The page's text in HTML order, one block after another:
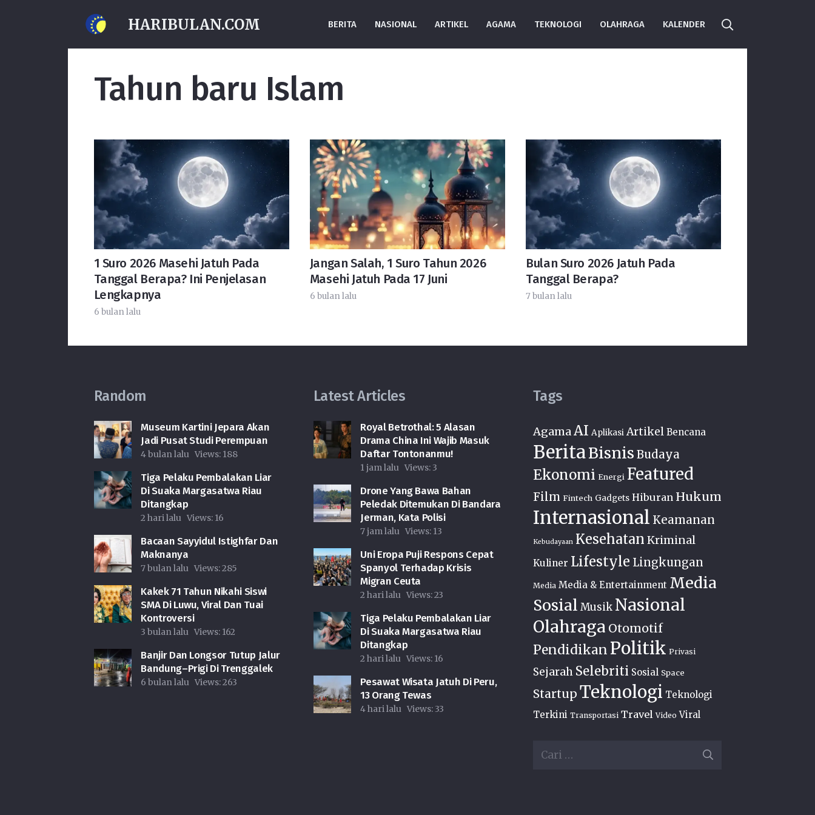
HARIBULAN.COM BERITA NASIONAL ARTIKEL AGAMA TEKNOLOGI OLAHRAGA KALENDER
Tahun baru Islam
1 Suro 2026 Masehi Jatuh Pada
Tanggal Berapa? Ini Penjelasan
Lengkapnya
6 bulan lalu
Jangan Salah, 1 Suro Tahun 2026
Masehi Jatuh Pada 17 Juni
6 bulan lalu
Bulan Suro 2026 Jatuh Pada
Tanggal Berapa?
7 bulan lalu
Random
Museum Kartini Jepara Akan
Jadi Pusat Studi Perempuan
4 bulan lalu Views: 188
Tiga Pelaku Pembalakan Liar
Di Suaka Margasatwa Riau
Ditangkap
2 hari lalu Views: 16
Bacaan Sayyidul Istighfar Dan
Maknanya
7 bulan lalu Views:285
Kakek 71 Tahun Nikahi Siswi
SMA Di Luwu, Viral Dan Tuai
Kontroversi
3 bulan lalu Views: 162
Banjir Dan Longsor Tutup Jalur
Bandung–Prigi Di Trenggalek
6 bulan lalu Views:263
Latest Articles
Royal Betrothal: 5 Alasan
Drama China Ini Wajib Masuk
Daftar Tontonanmu!
1 jam lalu Views: 3
Drone Yang Bawa Bahan
Peledak Ditemukan Di Bandara
Jerman, Kata Polisi
7 jam lalu Views: 13
Uni Eropa Puji Respons Cepat
Spanyol Terhadap Krisis
Migran Ceuta
2 hari lalu Views:23
Tiga Pelaku Pembalakan Liar
Di Suaka Margasatwa Riau
Ditangkap
2 hari lalu Views: 16
Pesawat Wisata Jatuh Di Peru,
13 Orang Tewas
4 hari lalu Views: 33
Tags
AgamaAI Aplikasi Artikel Bencana
BeritaBisnis Budaya
Ekonomi Energi Featured
Film Fintech Gadgets Hiburan Hukum
Internasional Keamanan
Kebudayaan Kesehatan Kriminal
Kuliner Lifestyle Lingkungan
Media Media & Entertainment Media
Sosial Musik Nasional
Olahraga Otomotif
Pendidikan Politik Privasi
Sejarah Selebriti Sosial Space
Startup Teknologi Teknologi
Terkini Transportasi Travel Video Viral
Cari